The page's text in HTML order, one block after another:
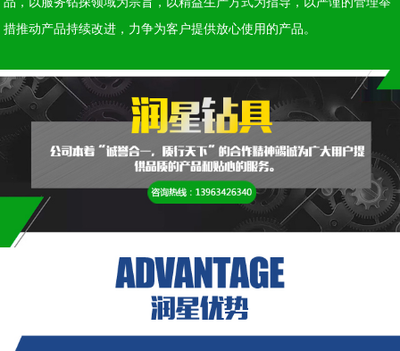
措推动产品持续改进，力争为客户提供放心使用的产品。